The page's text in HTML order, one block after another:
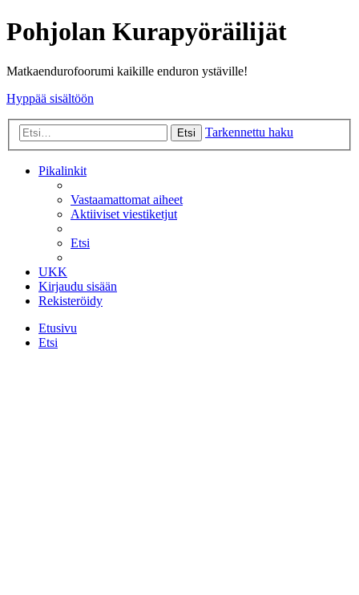
Pohjolan Kurapyöräilijät
Matkaendurofoorumi kaikille enduron ystäville!
Hyppää sisältöön
Etsi Tarkennettu haku
Pikalinkit
Vastaamattomat aiheet
Aktiiviset viestiketjut
Etsi
UKK
Kirjaudu sisään
Rekisteröidy
Etusivu
Etsi